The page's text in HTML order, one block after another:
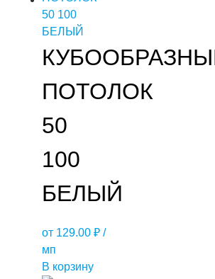
ПОТОЛОК
50
100
БЕЛЫЙ
от 129.00 ₽ /
мп
В корзину